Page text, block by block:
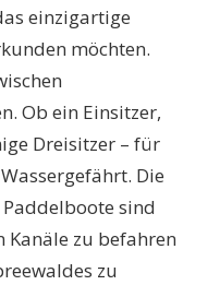
einzigartige
möchten.
Ob ein Einsitzer,
Dreisitzer – für
Die
sind
zu befahren
zu